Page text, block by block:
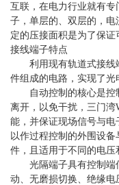
互联，在电力行业就有
子，单层的、双层的，
定的压接面积是为了保证
接线端子特点
利用现有轨道式接线
件组成的电路，实现了光
自动控制的核心是控
离开，以免干扰，三门湾
能，并保证现场信号与
以作过程控制的外围设
件，且适用于不同的电压
光隔端子具有控制端
动、无磨损切换、绝缘